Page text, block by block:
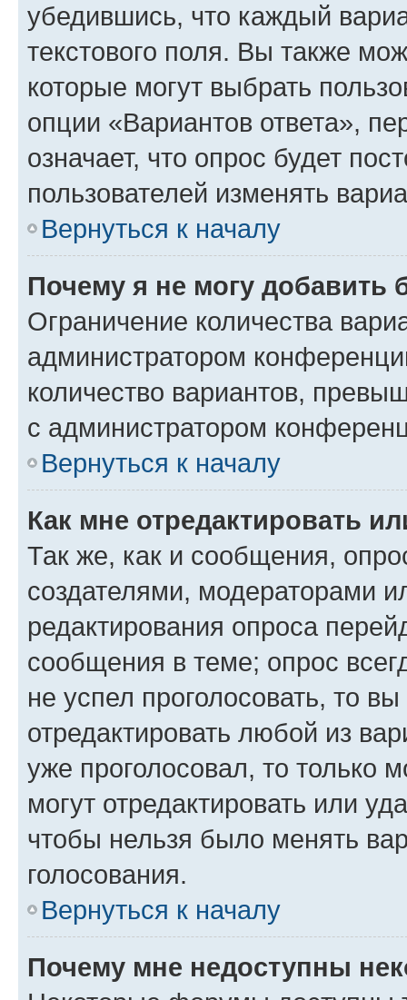
убедившись, что каждый
текстового поля. Вы также
которые могут выбрать
опции «Вариантов ответа»,
означает, что опрос будет
пользователей изменять
Вернуться к началу
Почему я не могу добавить
Ограничение количества
администратором
количество вариантов,
с администратором
Вернуться к началу
Как мне отредактировать
Так же, как и сообщения,
создателями, модераторами
редактирования опроса
сообщения в теме; опрос
не успел проголосовать, то
отредактировать любой из
уже проголосовал, то только
могут отредактировать или
чтобы нельзя было менять
голосования.
Вернуться к началу
Почему мне недоступны